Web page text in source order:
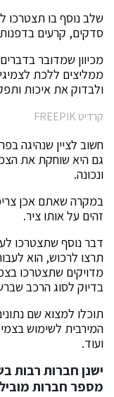
שלב נוסף בו תצטרכו
סדקים, קרעים
מכיוון שמדובר
ממליצים ללכת
ולבדוק את איכות
קרדיט FREEPIK
חשוב לציין שנהיגה
גם היא שוחקת את
ונכונה.
במקרה שאתם אכן
זהים על אותו ציר.
דבר נוסף שתצטרכו
תרצו לרכוש, הוא
מדויקים שתצטרכו
בדיוק לסוג הרכב
תוכלו למצוא שם
המירבית לשימוש
ועוד.
ישנן חברות רבות
מספר חברות